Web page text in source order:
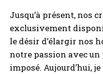
Jusqu’à présent, nos
exclusivement
le désir d’élargir nos
notre passion avec un
imposé. Aujourd’hui,